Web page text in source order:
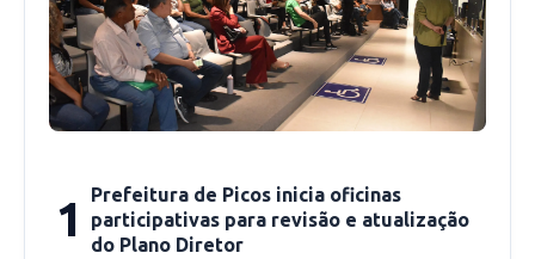
verificado com o idoso e a situação do local
onde ele caiu.
1
Prefeitura de Picos inicia oficinas
participativas para revisão e atualização
do Plano Diretor